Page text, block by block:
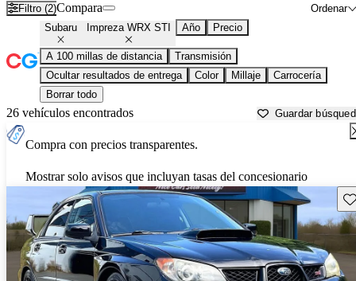
Filtro (2) Ordenar
Compara
Subaru Impreza WRX STI Año Precio
A 100 millas de distancia
Transmisión
Ocultar resultados de entrega
Color Millaje
Carrocería
Borrar todo
26 vehículos encontrados Guardar
Compra con precios transparentes.
Mostrar solo avisos que incluyan tasas del concesionario